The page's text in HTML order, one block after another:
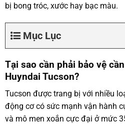
bị bong tróc, xước hay bạc màu.
Mục Lục
Tại sao cần phải bảo vệ
Huyndai Tucson?
Tucson được trang bị với nhiều
động cơ có sức mạnh vận hành
và mô men xoắn cực đại ở mức